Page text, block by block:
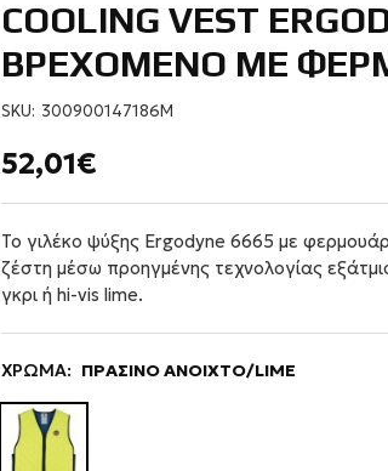
COOLING VEST
ΒΡΕΧΟΜΕΝΟ ΜΕ
SKU: 300900147186M
52,01€
Το γιλέκο ψύξης Ergodyne 6665 με
ζέστη μέσω προηγμένης τεχνολογίας
γκρι ή hi-vis lime.
ΧΡΩΜΑ: ΠΡΑΣΙΝΟ ΑΝΟΙΧΤΟ/LIME